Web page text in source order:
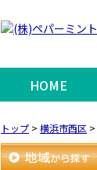
HOME
トップ > 横浜市西区 >